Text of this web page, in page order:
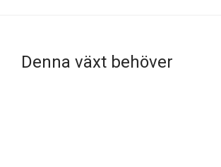
Denna växt behöver